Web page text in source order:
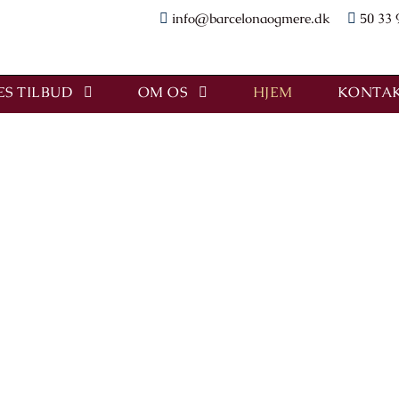
info@barcelonaogmere.dk 50 33
TILBUD OM OS HJEM